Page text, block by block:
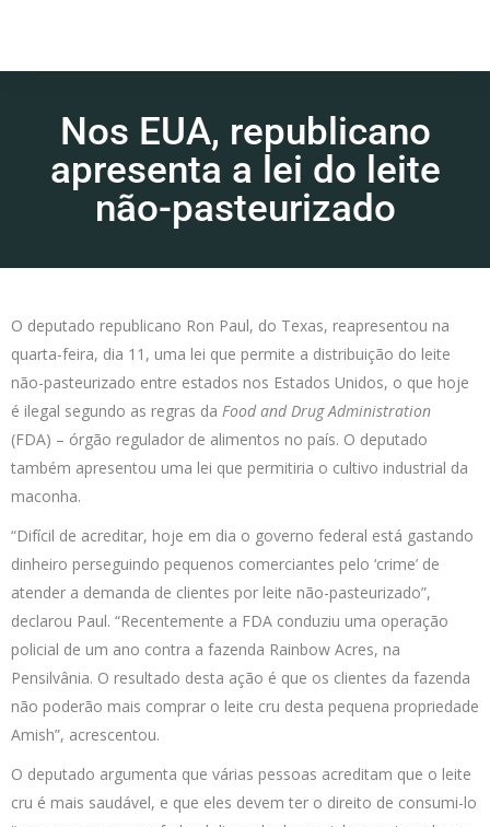
Nos EUA, republicano
apresenta a lei do leite
não-pasteurizado
O deputado republicano Ron Paul, do Texas, reapresentou na
quarta-feira, dia 11, uma lei que permite a distribuição do leite
não-pasteurizado entre estados nos Estados Unidos, o que hoje
é ilegal segundo as regras da Food and Drug Administration
(FDA) – órgão regulador de alimentos no país. O deputado
também apresentou uma lei que permitiria o cultivo industrial da
maconha.
“Difícil de acreditar, hoje em dia o governo federal está gastando
dinheiro perseguindo pequenos comerciantes pelo ‘crime’ de
atender a demanda de clientes por leite não-pasteurizado”,
declarou Paul. “Recentemente a FDA conduziu uma operação
policial de um ano contra a fazenda Rainbow Acres, na
Pensilvânia. O resultado desta ação é que os clientes da fazenda
não poderão mais comprar o leite cru desta pequena propriedade
Amish”, acrescentou.
O deputado argumenta que várias pessoas acreditam que o leite
cru é mais saudável, e que eles devem ter o direito de consumi-lo